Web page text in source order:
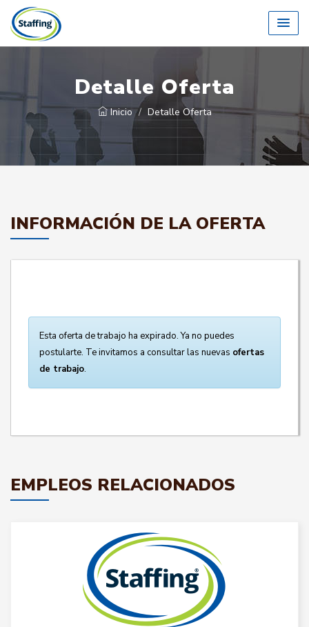
Detalle Oferta
Inicio Detalle Oferta
INFORMACIÓN DE LA OFERTA
Esta oferta de trabajo ha expirado. Ya no puedes
postularte. Te invitamos a consultar las nuevas ofertas
de trabajo.
EMPLEOS RELACIONADOS